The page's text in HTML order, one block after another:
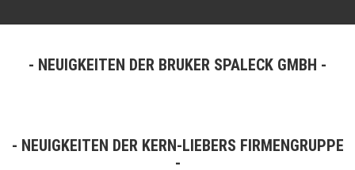
NEUIGKEITEN DER BRUKER SPALECK GMBH
NEUIGKEITEN DER KERN-LIEBERS FIRMENGRUPPE